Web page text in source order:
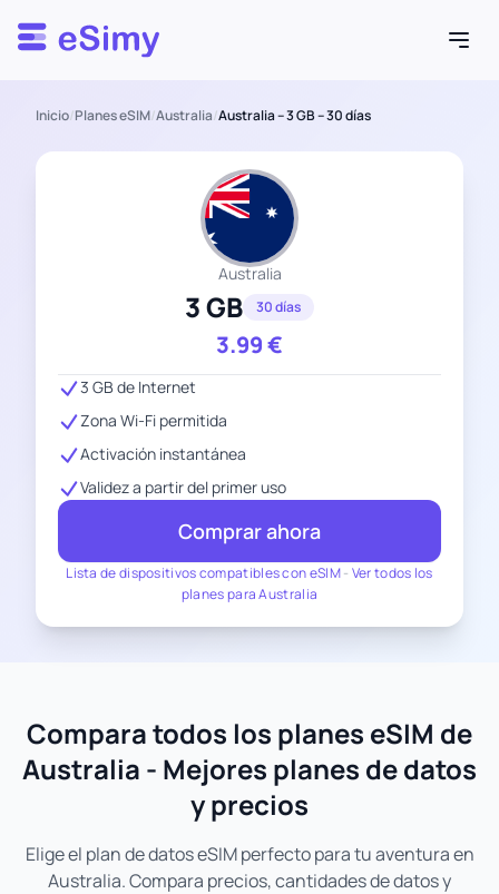
Esimy
Inicio/Planes eSIM/Australia/Australia – 3 GB – 30 días
Australia
3 GB 30 días
3.99€
Lista de dispositivos compatibles con eSIM- Ver todos los
planes para Australia
3 GB de Internet
Zona Wi-Fi permitida
Activación instantánea
Validez a partir del primer uso
Comprar ahora
Compara todos los planes eSIM de
Australia - Mejores planes de datos
y precios
Elige el plan de datos eSIM perfecto para tu aventura en
Australia. Compara precios, cantidades de datos y